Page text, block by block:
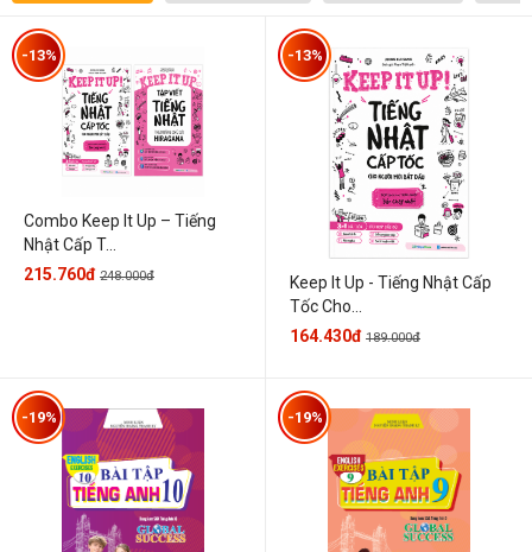
Combo Keep It Up – Tiếng
Nhật Cấp T...
-13%
215.760đ 248.000đ
Keep It Up - Tiếng Nhật Cấp
Tốc Cho...
-13%
164.430đ 189.000đ
-19% -19%